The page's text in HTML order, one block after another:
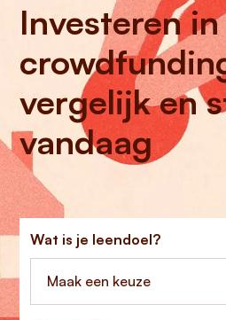
Investeren
vergelijk en
vandaag
Wat is je leendoel?
Maak een keuze